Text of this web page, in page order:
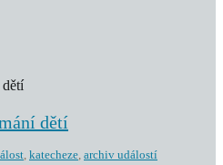
dětí
, katecheze, archiv událostí